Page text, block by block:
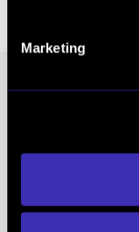
Marketing
FINAL-CD